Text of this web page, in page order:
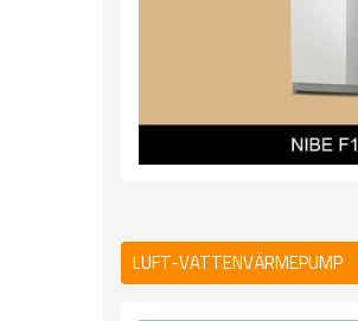
LUFT-VATTENVÄRMEPUMP